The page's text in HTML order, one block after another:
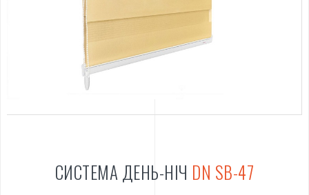
СИСТЕМА ДЕНЬ-НІЧ DN SB-47